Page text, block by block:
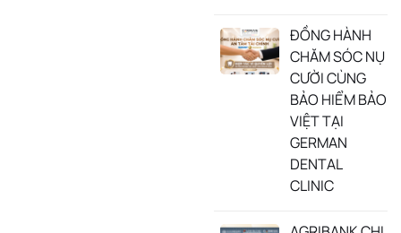
ĐỒNG HÀNH
CHĂM SÓC NỤ
CƯỜI CÙNG
BẢO HIỂM BẢO
VIỆT TẠI
GERMAN
DENTAL
CLINIC